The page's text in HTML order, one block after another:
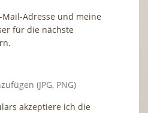
Adresse und meine
für die nächste
(JPG, PNG)
akzeptiere ich die